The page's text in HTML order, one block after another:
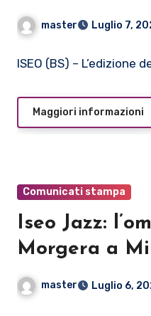
Iseo (Bs)
master Luglio 7,
ISEO (BS) –
Maggiori informazioni
Comunicati stampa
Iseo Jazz:
Morgera a
master Luglio 6,